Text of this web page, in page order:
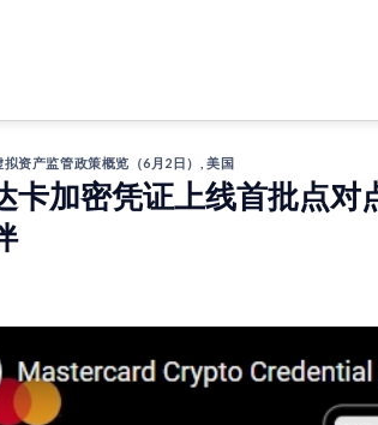
资产监管政策概览（6月2日） ,美国
卡加密凭证上线首批点